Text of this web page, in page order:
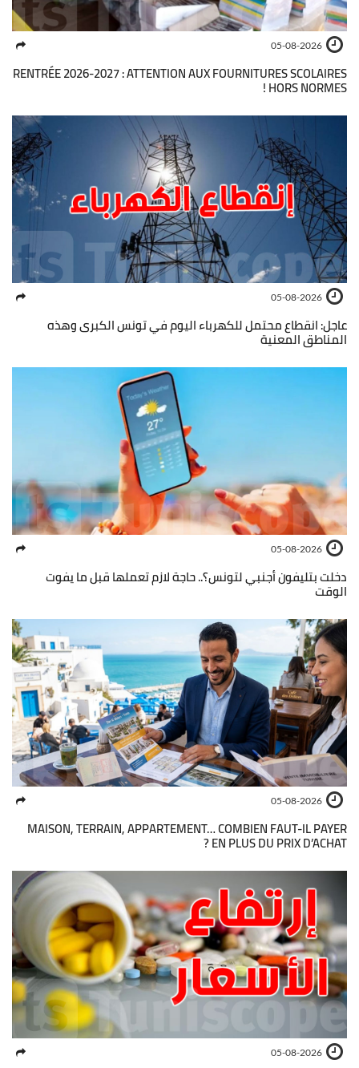
05-08-2026
RENTRÉE 2026-2027 : ATTENTION AUX FOURNITURES SCOLAIRES
HORS NORMES !
05-08-2026
عاجل: انقطاع محتمل للكهرباء اليوم في تونس الكبرى وهذه
المناطق المعنية
05-08-2026
دخلت بتليفون أجنبي لتونس؟.. حاجة لازم تعملها قبل ما يفوت
الوقت
05-08-2026
MAISON, TERRAIN, APPARTEMENT… COMBIEN FAUT-IL PAYER
EN PLUS DU PRIX D’ACHAT ?
05-08-2026